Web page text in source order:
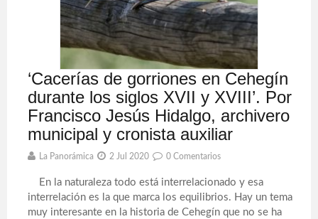
‘Cacerías de gorriones en Cehegín
durante los siglos XVII y XVIII’. Por
Francisco Jesús Hidalgo, archivero
municipal y cronista auxiliar
La Panorámica 2 Jul 2020 0 Comentarios
En la naturaleza todo está interrelacionado y esa
interrelación es la que marca los equilibrios. Hay un tema
muy interesante en la historia de Cehegín que no se ha